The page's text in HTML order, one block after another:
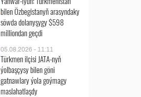
bilen Özbegistanyň arasyndaky
söwda dolanyşygy $598
milliondan geçdi
05.08.2026 - 11:11
Türkmen ilçisi JATA-nyň
ýolbaşçysy bilen göni
gatnawlary ýola goýmagy
maslahatlaşdy